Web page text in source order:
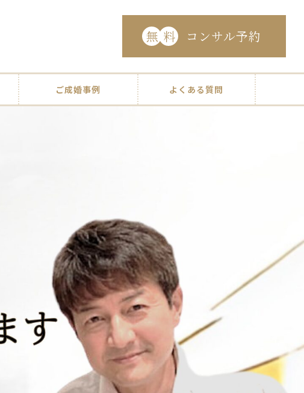
コンサル予約
無 料
ご成婚事例 よくある質問